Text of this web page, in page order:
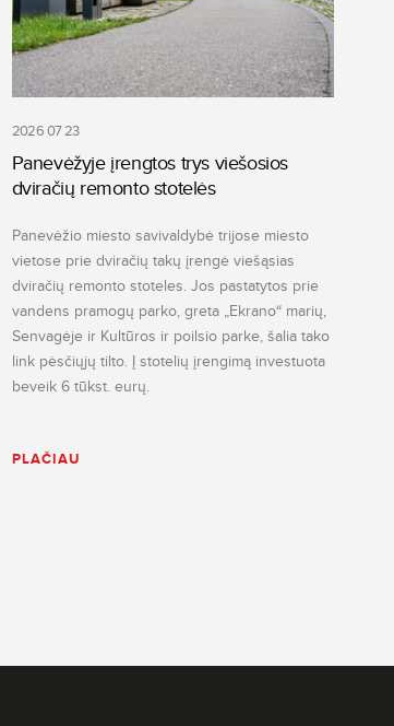
2026 07 23
Panevėžyje įrengtos trys viešosios
dviračių remonto stotelės
Panevėžio miesto savivaldybė trijose miesto
vietose prie dviračių takų įrengė viešąsias
dviračių remonto stoteles. Jos pastatytos prie
vandens pramogų parko, greta „Ekrano“ marių,
Senvagėje ir Kultūros ir poilsio parke, šalia tako
link pėsčiųjų tilto. Į stotelių įrengimą investuota
beveik 6 tūkst. eurų.
PLAČIAU